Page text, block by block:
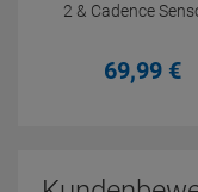
2 & Cadence
69,99 €